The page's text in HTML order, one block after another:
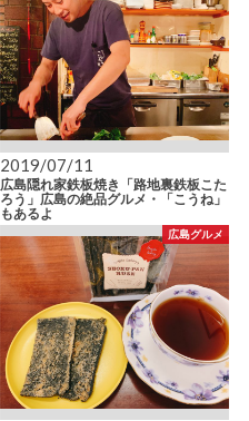
2019/07/11
広島隠れ家鉄板焼き「路地裏鉄板こた
ろう」広島の絶品グルメ・「こうね」
もあるよ
広島グルメ